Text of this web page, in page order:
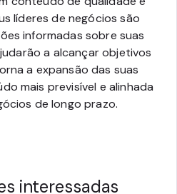
líderes de negócios são
informadas sobre suas
a alcançar objetivos
a expansão das suas
mais previsível e alinhada
de longo prazo.
interessadas